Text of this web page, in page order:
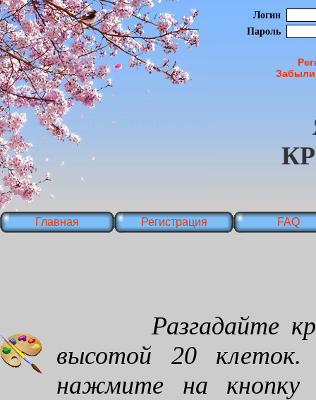
Логин
Пароль
Главная Регистрация FAQ
Разгадайте
высотой 20 клеток.
нажмите на кнопку